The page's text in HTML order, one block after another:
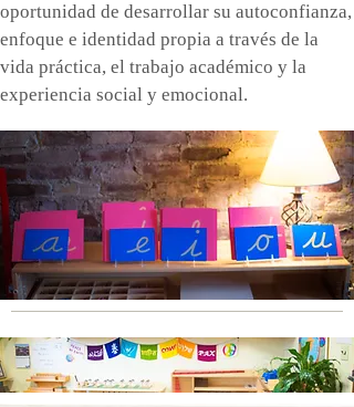
oportunidad de desarrollar su autoconfianza,
enfoque e identidad propia a través de la
vida práctica, el trabajo académico y la
experiencia social y emocional.